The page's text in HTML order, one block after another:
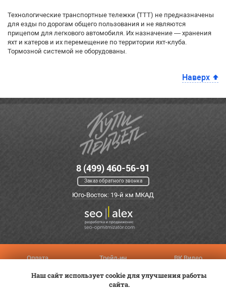
Технологические транспортные тележки (ТТТ) не предназначены
для езды по дорогам общего пользования и не являются
прицепом для легкового автомобиля. Их назначение — хранения
яхт и катеров и их перемещение по территории яхт-клуба.
Тормозной системой не оборудованы.
Наверх
8 (499) 460-56-91
Заказ обратного звонка
Юго-Восток: 19-й км МКАД
Оплата
Доставка
Трейд-ин
Сервис
Статьи
ВК Видео
Контакты
Наш сайт использует cookie для улучшения работы
сайта.